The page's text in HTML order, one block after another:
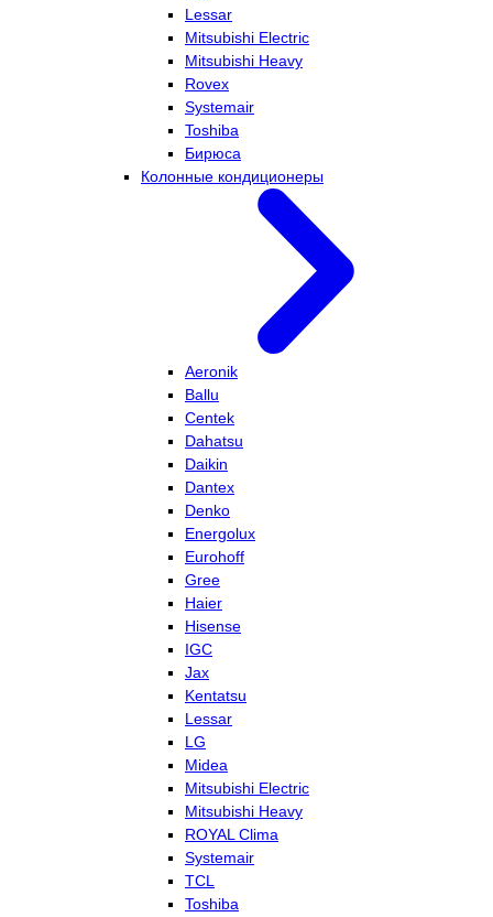
Lessar
Mitsubishi Electric
Mitsubishi Heavy
Rovex
Systemair
Toshiba
Бирюса
Колонные кондиционеры
Aeronik
Ballu
Centek
Dahatsu
Daikin
Dantex
Denko
Energolux
Eurohoff
Gree
Haier
Hisense
IGC
Jax
Kentatsu
Lessar
LG
Midea
Mitsubishi Electric
Mitsubishi Heavy
ROYAL Clima
Systemair
TCL
Toshiba